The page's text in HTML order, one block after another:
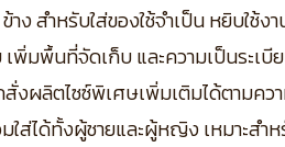
าง สำหรับใส่ของใช้จำเป็น หยิบใช้ง
เพิ่มพื้นที่จัดเก็บ และความเป็นระเบี
สั่งผลิตไซซ์พิเศษเพิ่มเติมได้ตามคว
ใส่ได้ทั้งผู้ชายและผู้หญิง เหมาะส